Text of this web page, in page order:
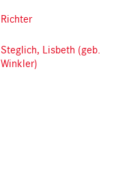
Richter
Steglich, Lisbeth (geb.
Winkler)